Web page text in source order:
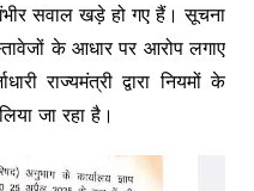
सवाल खड़े हो गए हैं। सूचना
के आधार पर आरोप लगाए
राज्यमंत्री द्वारा नियमों के
जा रहा है।